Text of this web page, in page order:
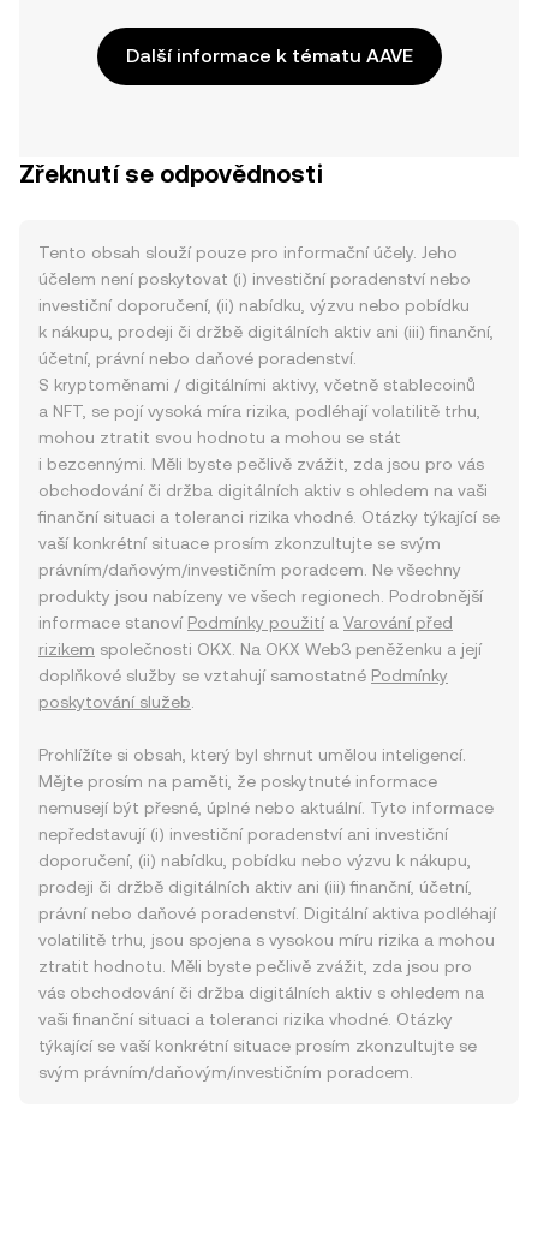
Další informace k tématu AAVE
Zřeknutí se odpovědnosti
Tento obsah slouží pouze pro informační účely. Jeho
účelem není poskytovat (i) investiční poradenství nebo
investiční doporučení, (ii) nabídku, výzvu nebo pobídku
k nákupu, prodeji či držbě digitálních aktiv ani (iii) finanční,
účetní, právní nebo daňové poradenství.
S kryptoměnami / digitálními aktivy, včetně stablecoinů
a NFT, se pojí vysoká míra rizika, podléhají volatilitě trhu,
mohou ztratit svou hodnotu a mohou se stát
i bezcennými. Měli byste pečlivě zvážit, zda jsou pro vás
obchodování či držba digitálních aktiv s ohledem na vaši
finanční situaci a toleranci rizika vhodné. Otázky týkající se
vaší konkrétní situace prosím zkonzultujte se svým
právním/daňovým/investičním poradcem. Ne všechny
produkty jsou nabízeny ve všech regionech. Podrobnější
informace stanoví Podmínky použitía Varování před
rizikem společnosti OKX. Na OKX Web3 peněženku a její
doplňkové služby se vztahují samostatné Podmínky
poskytování služeb
Prohlížíte si obsah, který byl shrnut umělou inteligencí.
Mějte prosím na paměti, že poskytnuté informace
nemusejí být přesné, úplné nebo aktuální. Tyto informace
nepředstavují (i) investiční poradenství ani investiční
doporučení, (ii) nabídku, pobídku nebo výzvu k nákupu,
prodeji či držbě digitálních aktiv ani (iii) finanční, účetní,
právní nebo daňové poradenství. Digitální aktiva podléhají
volatilitě trhu, jsou spojena s vysokou míru rizika a mohou
ztratit hodnotu. Měli byste pečlivě zvážit, zda jsou pro
vás obchodování či držba digitálních aktiv s ohledem na
vaši finanční situaci a toleranci rizika vhodné. Otázky
týkající se vaší konkrétní situace prosím zkonzultujte se
svým právním/daňovým/investičním poradcem.